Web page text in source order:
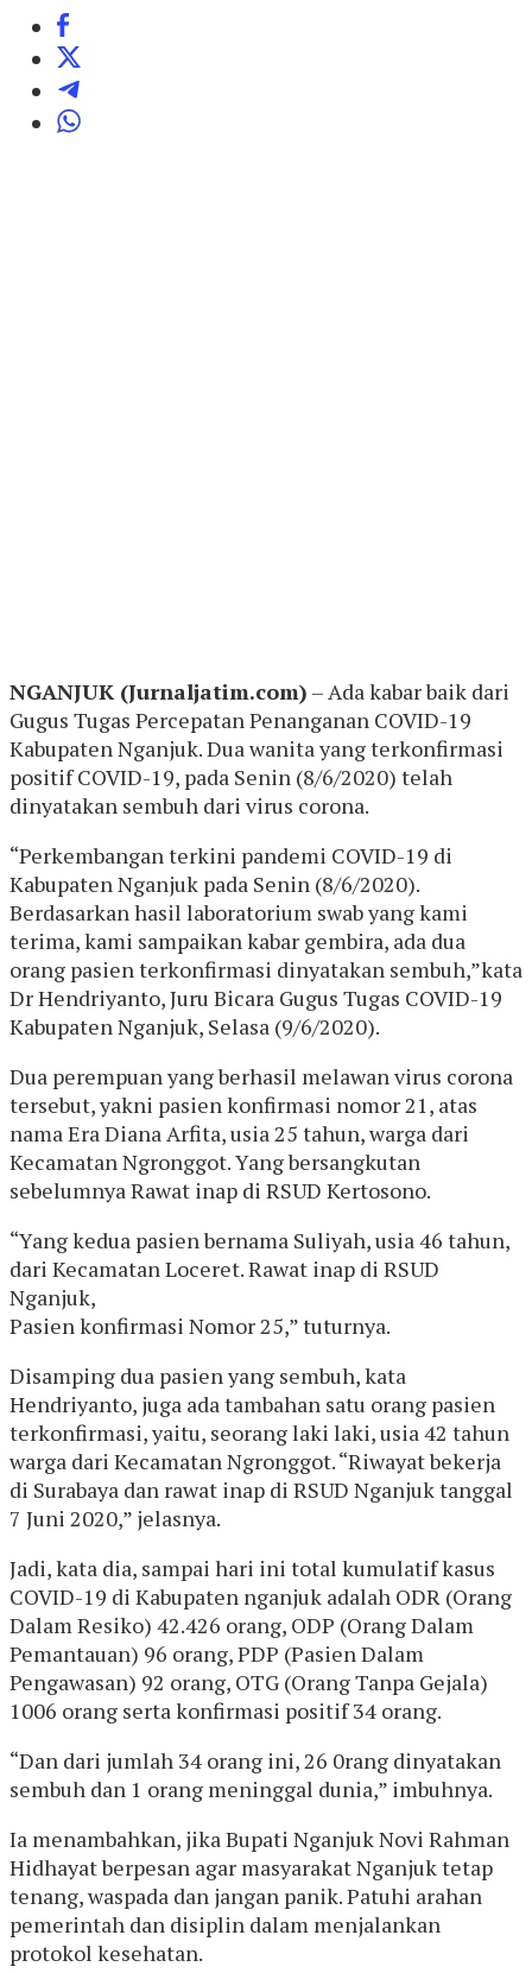
NGANJUK (Jurnaljatim.com) – Ada kabar baik dari
Gugus Tugas Percepatan Penanganan COVID-19
Kabupaten Nganjuk. Dua wanita yang terkonfirmasi
positif COVID-19, pada Senin (8/6/2020) telah
dinyatakan sembuh dari virus corona.
“Perkembangan terkini pandemi COVID-19 di
Kabupaten Nganjuk pada Senin (8/6/2020).
Berdasarkan hasil laboratorium swab yang kami
terima, kami sampaikan kabar gembira, ada dua
orang pasien terkonfirmasi dinyatakan sembuh,”kata
Dr Hendriyanto, Juru Bicara Gugus Tugas COVID-19
Kabupaten Nganjuk, Selasa (9/6/2020).
Dua perempuan yang berhasil melawan virus corona
tersebut, yakni pasien konfirmasi nomor 21, atas
nama Era Diana Arfita, usia 25 tahun, warga dari
Kecamatan Ngronggot. Yang bersangkutan
sebelumnya Rawat inap di RSUD Kertosono.
“Yang kedua pasien bernama Suliyah, usia 46 tahun,
dari Kecamatan Loceret. Rawat inap di RSUD
Nganjuk,
Pasien konfirmasi Nomor 25,” tuturnya.
Disamping dua pasien yang sembuh, kata
Hendriyanto, juga ada tambahan satu orang pasien
terkonfirmasi, yaitu, seorang laki laki, usia 42 tahun
warga dari Kecamatan Ngronggot. “Riwayat bekerja
di Surabaya dan rawat inap di RSUD Nganjuk tanggal
7 Juni 2020,” jelasnya.
Jadi, kata dia, sampai hari ini total kumulatif kasus
COVID-19 di Kabupaten nganjuk adalah ODR (Orang
Dalam Resiko) 42.426 orang, ODP (Orang Dalam
Pemantauan) 96 orang, PDP (Pasien Dalam
Pengawasan) 92 orang, OTG (Orang Tanpa Gejala)
1006 orang serta konfirmasi positif 34 orang.
“Dan dari jumlah 34 orang ini, 26 0rang dinyatakan
sembuh dan 1 orang meninggal dunia,” imbuhnya.
Ia menambahkan, jika Bupati Nganjuk Novi Rahman
Hidhayat berpesan agar masyarakat Nganjuk tetap
tenang, waspada dan jangan panik. Patuhi arahan
pemerintah dan disiplin dalam menjalankan
protokol kesehatan.